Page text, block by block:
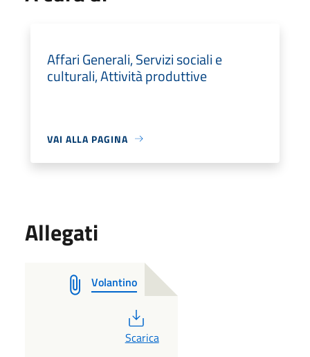
Affari Generali, Servizi sociali e
culturali, Attività produttive
VAI ALLA PAGINA
Allegati
Volantino
PDF
Scarica